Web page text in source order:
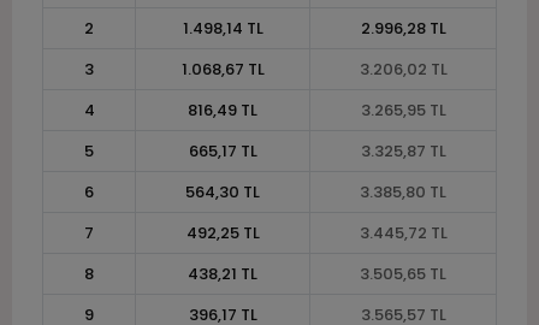
2
1.498,14 TL
2.996,28 TL
3
1.068,67 TL
3.206,02 TL
4
816,49 TL
3.265,95 TL
5
665,17 TL
3.325,87 TL
6
564,30 TL
3.385,80 TL
7
492,25 TL
3.445,72 TL
8
438,21 TL
3.505,65 TL
9
396,17 TL
3.565,57 TL